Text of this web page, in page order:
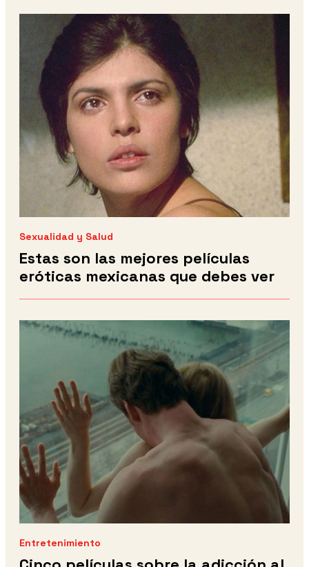
Sexualidad y Salud
Estas son las mejores películas
eróticas mexicanas que debes ver
Entretenimiento